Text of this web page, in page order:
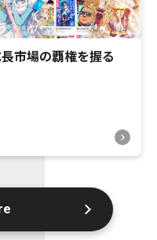
市場の覇権を握る